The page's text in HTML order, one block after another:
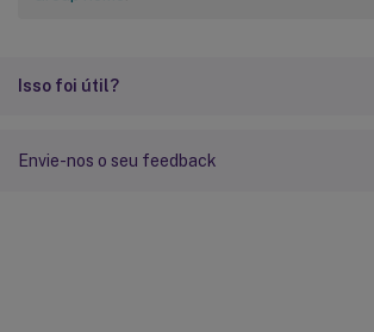
Isso foi útil?
Envie-nos o seu feedback